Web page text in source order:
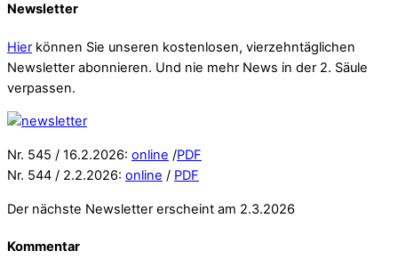
Newsletter
Hier können Sie unseren kostenlosen, vierzehntäglichen
Newsletter abonnieren. Und nie mehr News in der 2. Säule
verpassen.
Nr. 545 / 16.2.2026: online /PDF
Nr. 544 / 2.2.2026: online / PDF
Der nächste Newsletter erscheint am 2.3.2026
Kommentar